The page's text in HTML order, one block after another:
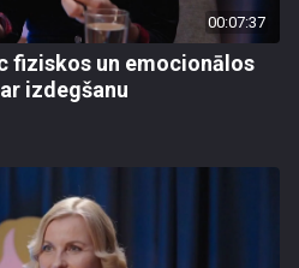
00:07:37
fiziskos un emocionālos
izdegšanu